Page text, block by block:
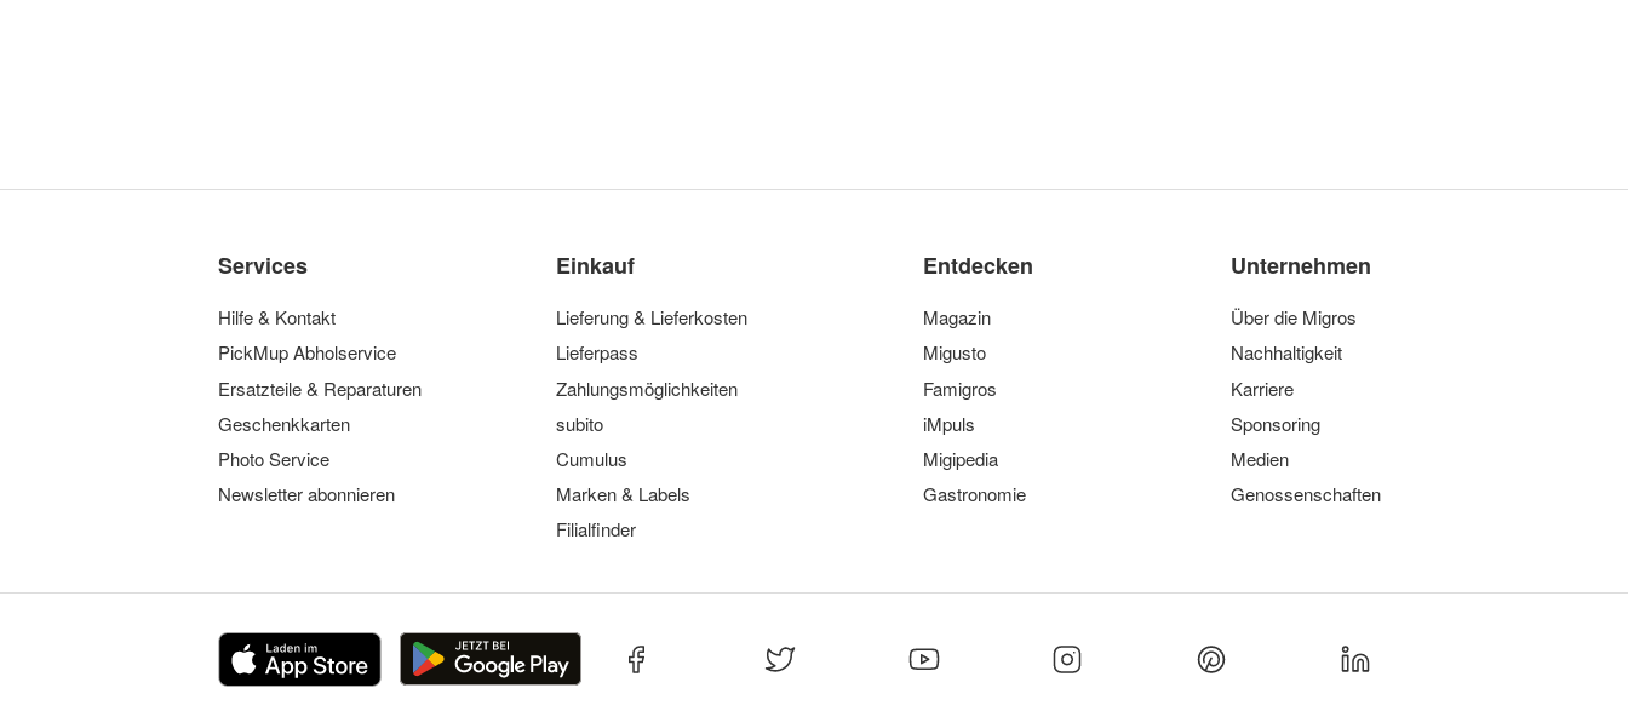
Services
Hilfe & Kontakt
PickMup Abholservice
Ersatzteile & Reparaturen
Geschenkkarten
Photo Service
Newsletter abonnieren
Einkauf
Lieferung & Lieferkosten
Lieferpass
Zahlungsmöglichkeiten
subito
Cumulus
Marken & Labels
Filialfinder
Entdecken
Magazin
Migusto
Famigros
iMpuls
Migipedia
Gastronomie
Unternehmen
Über die Migros
Nachhaltigkeit
Karriere
Sponsoring
Medien
Genossenschaften